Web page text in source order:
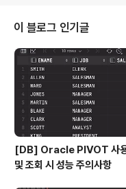
튼을 누르고 'Compact Middle
아래처럼 별도의 패키지로 분리되
이 블로그 인기글
[DB] Oracle PIVOT 사
및 조회 시 성능 주의사항